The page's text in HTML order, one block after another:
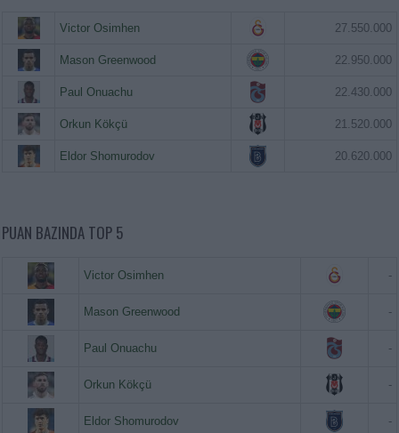
Victor Osimhen 27.550.000
Mason Greenwood 22.950.000
Paul Onuachu 22.430.000
Orkun Kökçü 21.520.000
Eldor Shomurodov 20.620.000
PUAN BAZINDA TOP 5
Victor Osimhen -
Mason Greenwood -
Paul Onuachu -
Orkun Kökçü -
Eldor Shomurodov -